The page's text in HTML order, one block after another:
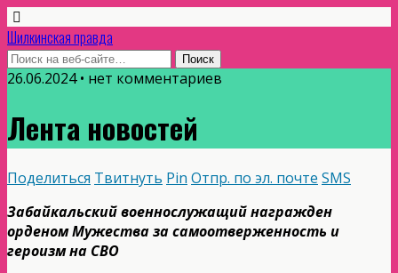
Шилкинская правда
26.06.2024 • нет комментариев
Лента новостей
Поделиться Твитнуть Pin Отпр. по эл. почте SMS
Забайкальский военнослужащий награжден
орденом Мужества за самоотверженность и
героизм на СВО